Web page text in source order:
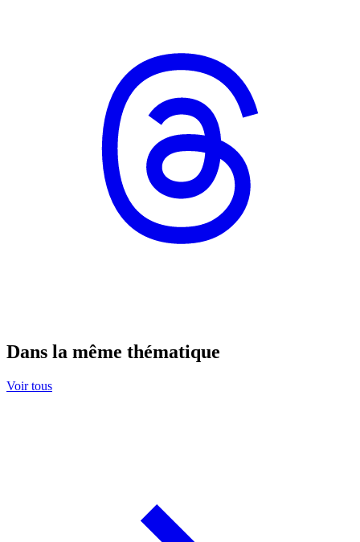
Dans la même thématique
Voir tous